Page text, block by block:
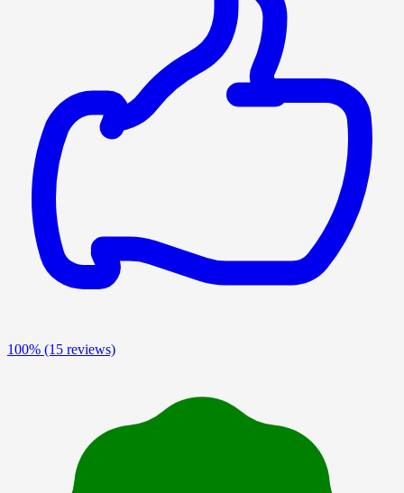
100% (15 reviews)